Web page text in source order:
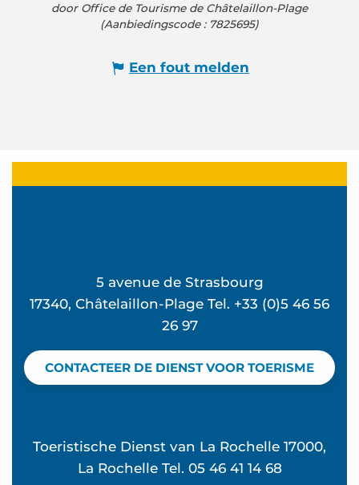
door Office de Tourisme de Châtelaillon-Plage
(Aanbiedingscode : 7825695)
Een fout melden
5 avenue de Strasbourg
17340, Châtelaillon-Plage Tel. +33 (0)5 46 56
26 97
CONTACTEER DE DIENST VOOR TOERISME
Toeristische Dienst van La Rochelle 17000,
La Rochelle Tel. 05 46 41 14 68